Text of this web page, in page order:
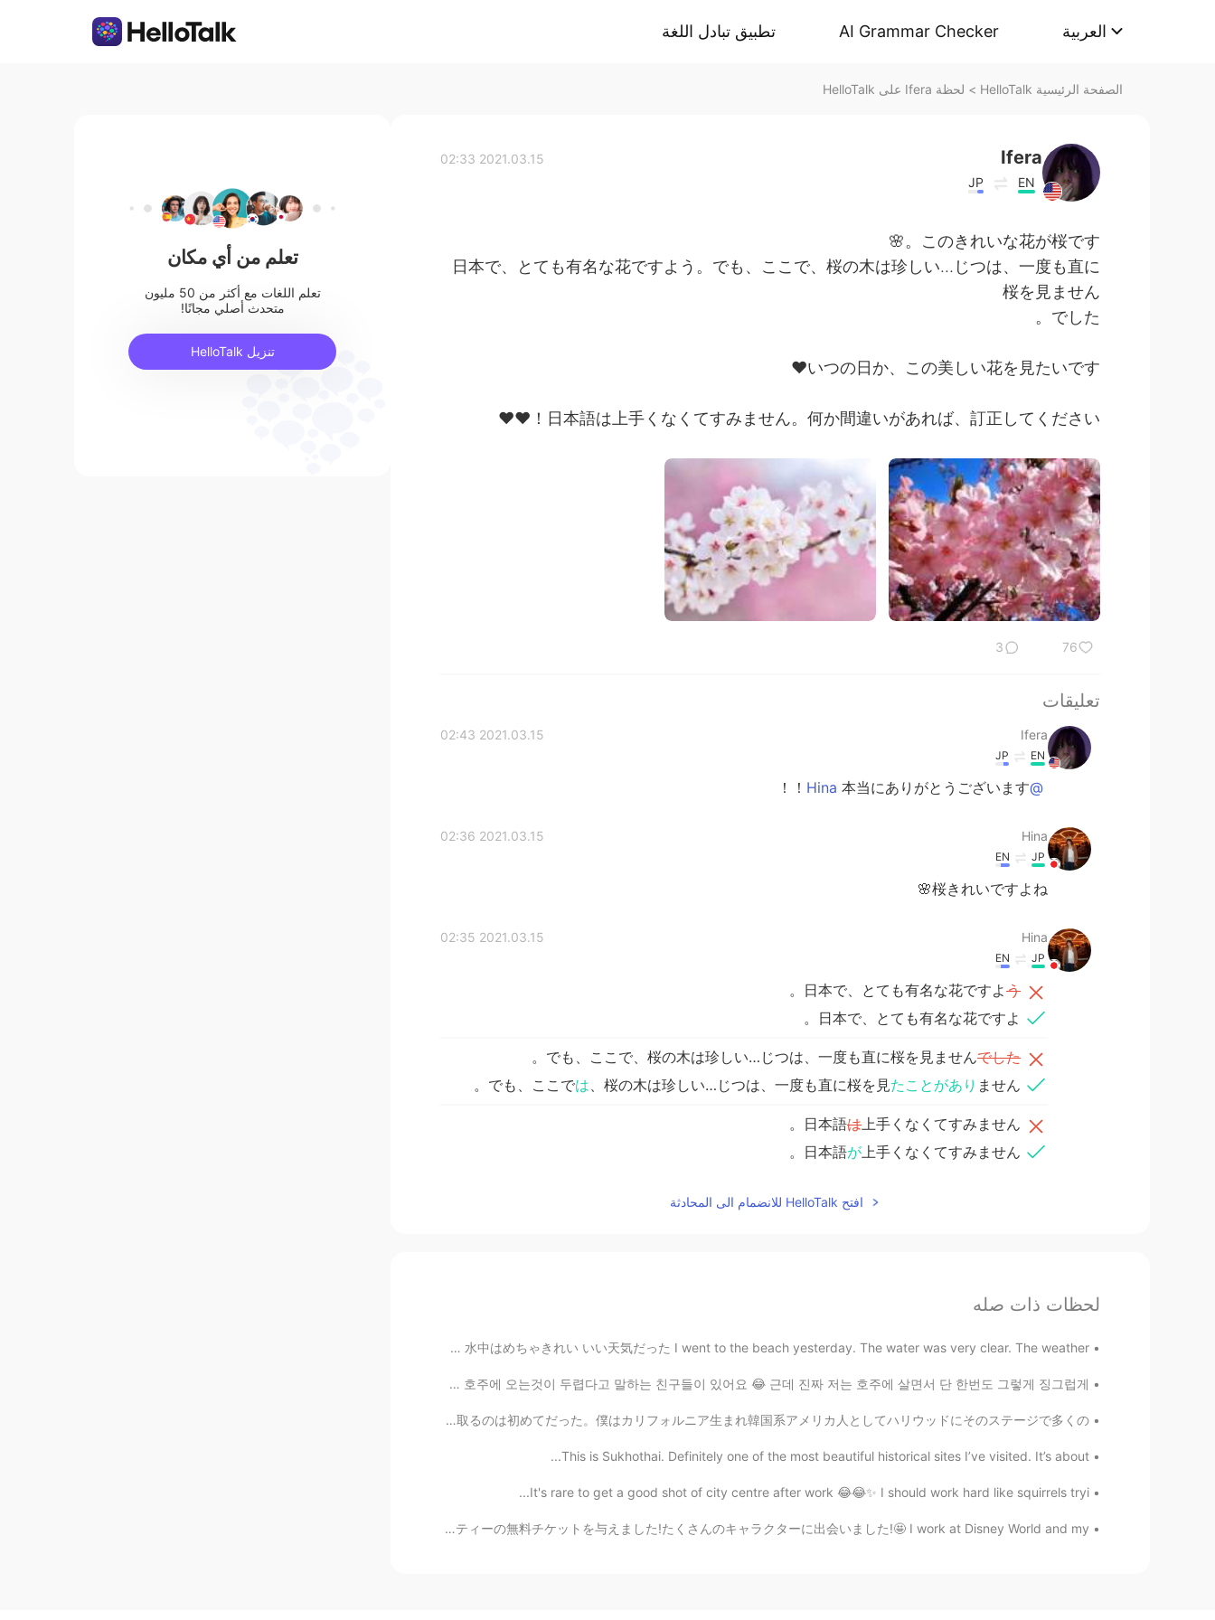
تطبيق تبادل اللغة AI Grammar Checker العربية
الصفحة الرئيسية HelloTalk > لحظة Ifera على HelloTalk
Ifera
EN
JP
2021.03.15 02:33
このきれいな花が桜です。🌸
日本で、とても有名な花ですよう。でも、ここで、桜の木は珍しい…じつは、一度も直に
桜を見ません
でした。
いつの日か、この美しい花を見たいです❤️
日本語は上手くなくてすみません。何か間違いがあれば、訂正してください！❤️❤️
76
3
تعليقات
Ifera
2021.03.15 02:43
EN
JP
@Hina
本当にありがとうございます！！
Hina
2021.03.15 02:36
JP
EN
桜きれいですよね🌸
Hina
2021.03.15 02:35
JP
EN
日本で、とても有名な花ですよう
。
日本で、とても有名な花ですよ。
でも、ここで、桜の木は珍しい…じつは、一度も直に桜を見ませんでした
。
でも、ここでは 、桜の木は珍しい…じつは、一度も直に桜を見たことがあり ません。
日本語は 上手くなくてすみません。
日本語が 上手くなくてすみません。
افتح HelloTalk للانضمام الى المحادثة
لحظات ذات صله
昨日は海行ってた 水中はめちゃきれい いい天気だった I went to the beach yesterday. The water was very clear. The weather ...
음, 가끔 저에게 호주에는 큰 거미와 뱀이 많이 살고 있기 때문에 호주에 오는것이 두렵다고 말하는 친구들이 있어요 😂 근데 진짜 저는 호주에 살면서 단 한번도 그렇게 징그럽게...
昨日、アメリカで韓国映画「パラサイト」はアカデミー作品賞を取った！🎉 英語以外の映画がその賞を取るのは初めてだった。僕はカリフォルニア生まれ韓国系アメリカ人としてハリウッドにそのステージで多くの...
This is Sukhothai. Definitely one of the most beautiful historical sites I’ve visited. It’s about...
It's rare to get a good shot of city centre after work 😂😂✨ I should work hard like squirrels tryi...
ディズニーワールドで働いて、私の仕事は私にハロウィーンパーティーの無料チケットを与えました!たくさんのキャラクターに出会いました!🤩 I work at Disney World and my...
تعلم من أي مكان
تعلم اللغات مع أكثر من 50 مليون
متحدث أصلي مجانًا!
تنزيل HelloTalk